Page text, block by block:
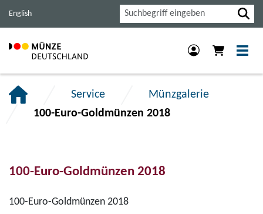
Haupt-
anspringen.
Inhalt
anspringen.
Footer
anspringen.
English Suche
Service
Münzgalerie
100-Euro-Goldmünzen 2018
100-Euro-Goldmünzen 2018
100-Euro-Goldmünzen 2018